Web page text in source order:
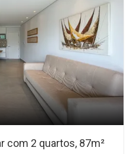
com 2 quartos, 87m²